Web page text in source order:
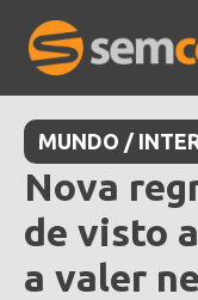
MUNDO /
Nova
de visto
a valer